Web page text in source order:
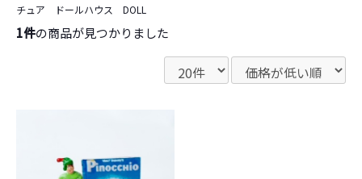
チュア ドールハウス DOLL
1件の商品が見つかりました